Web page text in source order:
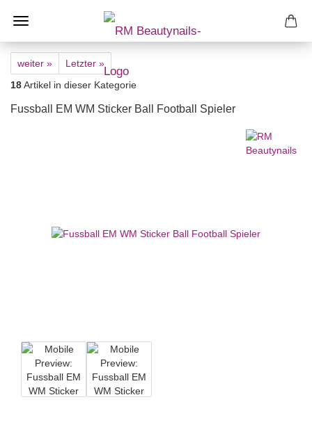
weiter »
Letzter »
18Artikel in dieser Kategorie
Fussball EM WM Sticker Ball Football Spieler